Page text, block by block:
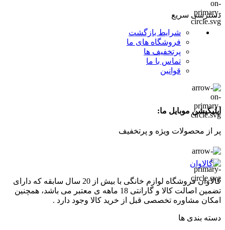
صفحه
محصول
انتخاب
شوند
دسترسی سریع
شرایط بازگشت
فروشگاه های ما
پرتخفیف ها
تماس با ما
قوانین
اپلیکیشن موبایل ما:
پر از محصولات ویژه و پرتخفیف
کالاوان فروشگاه لوازم خانگی با بیش از 20 سال سابقه که دارای
تضمین اصالت کالا و گارانتی 18 ماهه ی معتبر می باشد، همچنین
امکان مشاوره تخصصی قبل از خرید کالا وجود دارد .
دسته بندی ها